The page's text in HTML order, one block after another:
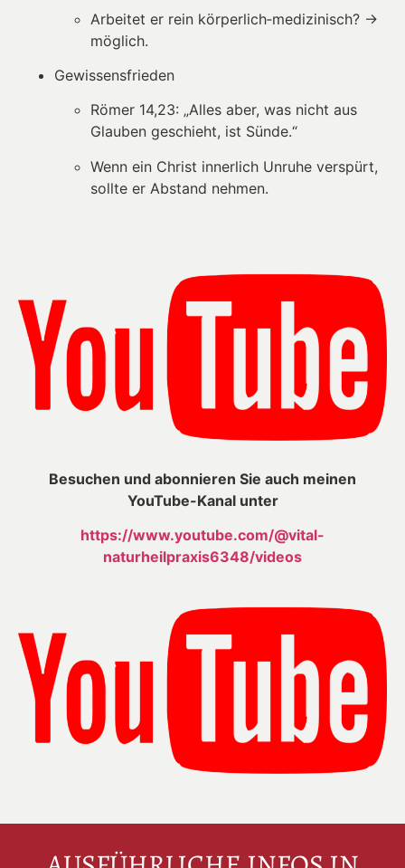
Arbeitet er rein körperlich‑medizinisch? →
möglich.
Gewissensfrieden
Römer 14,23: „Alles aber, was nicht aus
Glauben geschieht, ist Sünde.“
Wenn ein Christ innerlich Unruhe verspürt,
sollte er Abstand nehmen.
Besuchen und abonnieren Sie auch meinen
YouTube-Kanal unter
https://www.youtube.com/@vital-
naturheilpraxis6348/videos